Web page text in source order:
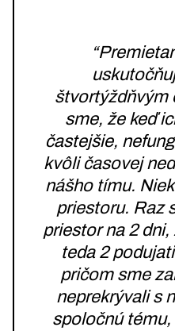
štvortýždňvým
sme, že keď
častejšie,
kvôli časovej
nášho tímu.
priestoru. Raz
priestor na 2
teda 2
pričom sme
neprekrývali s
spoločnú